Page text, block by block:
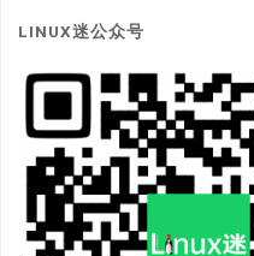
LINUX迷公众号